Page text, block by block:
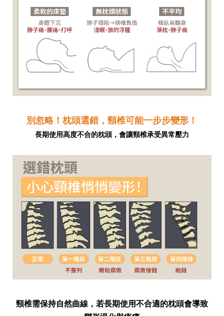
別忽略！枕頭選錯，頸椎可能一步步變形！
長期使用高度不合的枕頭，會讓頸椎承受異常壓力
頸椎需保持自然曲線，若長期使用不合適的枕頭會導致